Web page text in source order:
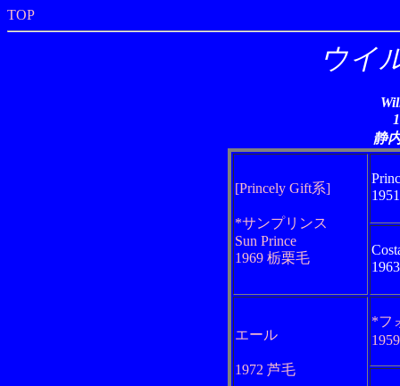
TOP
ウイ
静
[Princely Gift系]
*サンプリンス
Sun Prince
1969 栃栗毛
エール
1972 芦毛
*フ